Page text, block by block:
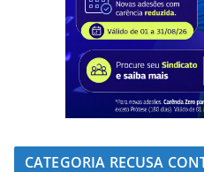
CATEGORIA RECUSA